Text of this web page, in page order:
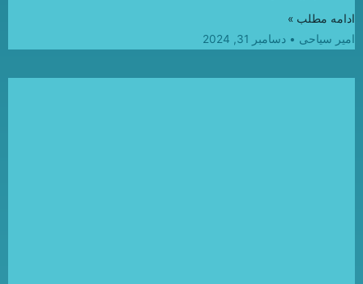
ادامه مطلب »
امیر سیاحی
دسامبر 31, 2024